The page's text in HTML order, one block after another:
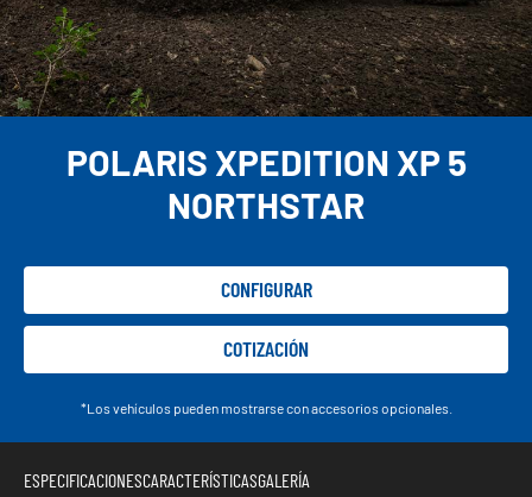
POLARIS XPEDITION XP 5
NORTHSTAR
CONFIGURAR
COTIZACIÓN
*Los vehículos pueden mostrarse con accesorios opcionales.
ESPECIFICACIONESCARACTERÍSTICASGALERÍA